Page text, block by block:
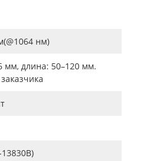
нм)
мм, длина: 50–120 мм.